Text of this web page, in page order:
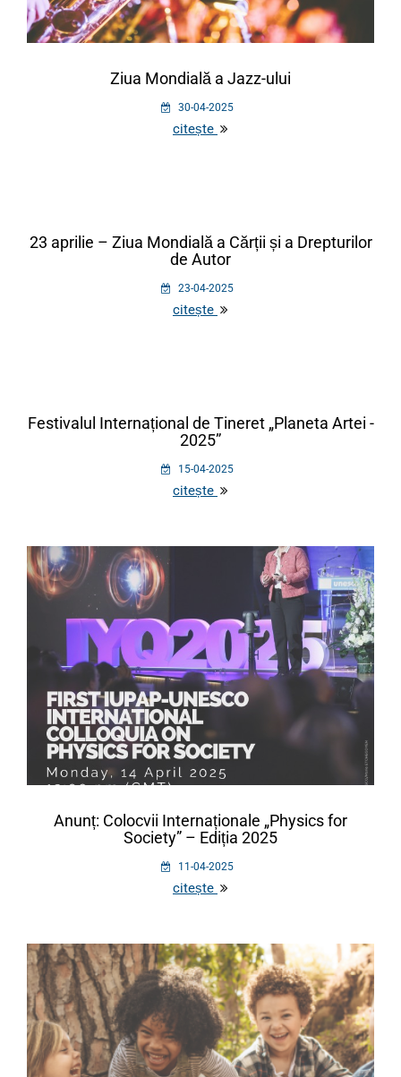
Ziua Mondială a Jazz-ului
30-04-2025
citește
23 aprilie – Ziua Mondială a Cărții și a Drepturilor
de Autor
23-04-2025
citește
Festivalul Internațional de Tineret „Planeta Artei -
2025”
15-04-2025
citește
Anunț: Colocvii Internaționale „Physics for
Society” – Ediția 2025
11-04-2025
citește